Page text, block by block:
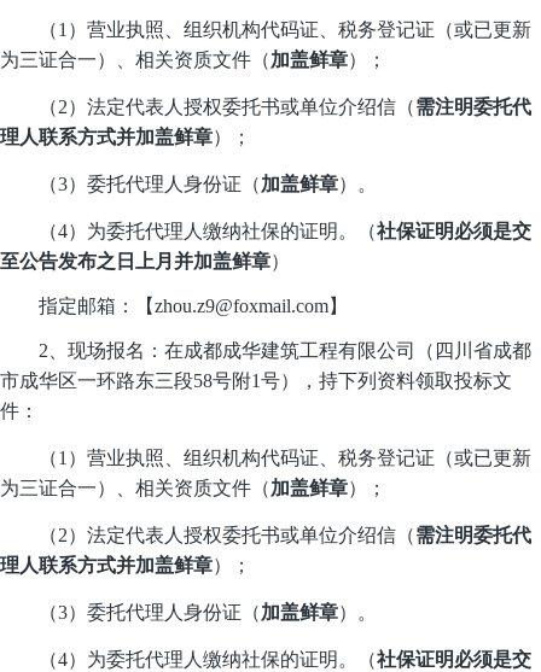
（1） 营业执照、组织机构代码证、税务登记证（或已更新
为三证合一）
、相关资质文件（加盖鲜章） ；
（2） 法定代表人授权委托书或单位介绍信（需注明委托代
理人联系方式并加盖鲜章）；
（3） 委托代理人身份证 （加盖鲜章）。
（4）为委托代理人缴纳社保的证明。（社保证明必须是交
至公告发布之日上月 并加盖鲜章）
指定邮箱：【zhou.z9@foxmail.com】
2、 现场报名：在成都成华建筑工程有限公司（四川省成都
市成华区一环路东三段58号附1号）， 持下列 资料领取投标文
件 ：
（1） 营业执照、组织机构代码证、税务登记证（或已更新
为三证合一）
、相关资质文件（加盖鲜章） ；
（2） 法定代表人授权委托书或单位介绍信（需注明委托代
理人联系方式并加盖鲜章）；
（3） 委托代理人身份证 （加盖鲜章）。
（4）为委托代理人缴纳社保的证明。（社保证明必须是交